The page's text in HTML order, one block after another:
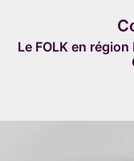
contenu
Le FOLK en